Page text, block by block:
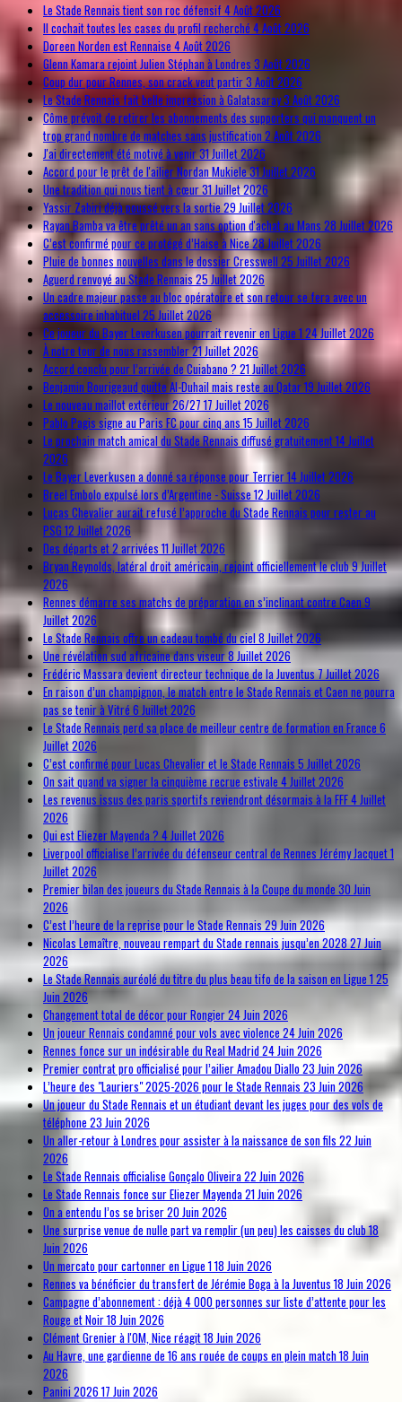
Le Stade Rennais tient son roc défensif 4 Août 2026
Il cochait toutes les cases du profil recherché4 Août 2026
Doreen Norden est Rennaise 4 Août 2026
Glenn Kamara rejoint Julien Stéphan à Londres 3 Août 2026
Coup dur pour Rennes, son crack veut partir3 Août 2026
Le Stade Rennais fait belle impression à Galatasaray3 Août 2026
Côme prévoit de retirer les abonnements des supporters qui manquent un
trop grand nombre de matches sans justification 2 Août 2026
J'ai directement été motivé à venir31 Juillet 2026
Accord pour le prêt de l'ailier Nordan Mukiele31 Juillet 2026
Une tradition qui nous tient à cœur31 Juillet 2026
Yassir Zabiri déjà poussé vers la sortie29 Juillet 2026
Rayan Bamba va être prêté un an sans option d'achat au Mans 28 Juillet 2026
C’est confirmé pour ce protégé d’Haise à Nice28 Juillet 2026
Pluie de bonnes nouvelles dans le dossier Cresswell25 Juillet 2026
Aguerd renvoyé au Stade Rennais25 Juillet 2026
Un cadre majeur passe au bloc opératoire et son retour se fera avec un
accessoire inhabituel 25 Juillet 2026
Ce joueur du Bayer Leverkusen pourrait revenir en Ligue 1 24 Juillet 2026
À notre tour de nous rassembler21 Juillet 2026
Accord conclu pour l’arrivée de Cuiabano ? 21 Juillet 2026
Benjamin Bourigeaud quitte Al-Duhail mais reste au Qatar19 Juillet 2026
Le nouveau maillot extérieur 26/2717 Juillet 2026
Pablo Pagis signe au Paris FC pour cinq ans 15 Juillet 2026
Le prochain match amical du Stade Rennais diffusé gratuitement14 Juillet
2026
Le Bayer Leverkusen a donné sa réponse pour Terrier14 Juillet 2026
Breel Embolo expulsé lors d’Argentine - Suisse12 Juillet 2026
Lucas Chevalier aurait refusé l’approche du Stade Rennais pour rester au
PSG 12 Juillet 2026
Des départs et 2 arrivées 11 Juillet 2026
Bryan Reynolds, latéral droit américain, rejoint officiellement le club9 Juillet
2026
Rennes démarre ses matchs de préparation en s’inclinant contre Caen9
Juillet 2026
Le Stade Rennais offre un cadeau tombé du ciel8 Juillet 2026
Une révélation sud africaine dans viseur8 Juillet 2026
Frédéric Massara devient directeur technique de la Juventus7 Juillet 2026
En raison d’un champignon, le match entre le Stade Rennais et Caen ne pourra
pas se tenir à Vitré 6 Juillet 2026
Le Stade Rennais perd sa place de meilleur centre de formation en France 6
Juillet 2026
C’est confirmé pour Lucas Chevalier et le Stade Rennais 5 Juillet 2026
On sait quand va signer la cinquième recrue estivale 4 Juillet 2026
Les revenus issus des paris sportifs reviendront désormais à la FFF4 Juillet
2026
Qui est Eliezer Mayenda ? 4 Juillet 2026
Liverpool officialise l’arrivée du défenseur central de Rennes Jérémy Jacquet1
Juillet 2026
Premier bilan des joueurs du Stade Rennais à la Coupe du monde 30 Juin
2026
C’est l’heure de la reprise pour le Stade Rennais29 Juin 2026
Nicolas Lemaître, nouveau rempart du Stade rennais jusqu’en 202827 Juin
2026
Le Stade Rennais auréolé du titre du plus beau tifo de la saison en Ligue 1 25
Juin 2026
Changement total de décor pour Rongier24 Juin 2026
Un joueur Rennais condamné pour vols avec violence24 Juin 2026
Rennes fonce sur un indésirable du Real Madrid 24 Juin 2026
Premier contrat pro officialisé pour l’ailier Amadou Diallo23 Juin 2026
L’heure des "Lauriers" 2025-2026 pour le Stade Rennais 23 Juin 2026
Un joueur du Stade Rennais et un étudiant devant les juges pour des vols de
téléphone 23 Juin 2026
Un aller-retour à Londres pour assister à la naissance de son fils 22 Juin
2026
Le Stade Rennais officialise Gonçalo Oliveira22 Juin 2026
Le Stade Rennais fonce sur Eliezer Mayenda21 Juin 2026
On a entendu l’os se briser20 Juin 2026
Une surprise venue de nulle part va remplir (un peu) les caisses du club18
Juin 2026
Un mercato pour cartonner en Ligue 118 Juin 2026
Rennes va bénéficier du transfert de Jérémie Boga à la Juventus18 Juin 2026
Campagne d’abonnement : déjà 4 000 personnes sur liste d’attente pour les
Rouge et Noir18 Juin 2026
Clément Grenier à l'OM, Nice réagit18 Juin 2026
Au Havre, une gardienne de 16 ans rouée de coups en plein match18 Juin
2026
Panini 2026 17 Juin 2026